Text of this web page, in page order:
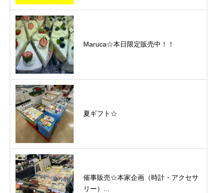
Maruca☆本日限定販売中！！
夏ギフト☆
催事販売☆本家企画（時計・アクセサ
リー）...